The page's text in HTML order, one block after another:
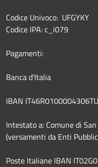
Codice Univoco: UFGYKY
Codice IPA: c_i079
Pagamenti:
Banca d'Italia
IBAN
Intestato a: Comune di
(versamenti da Enti
Poste Italiane IBAN